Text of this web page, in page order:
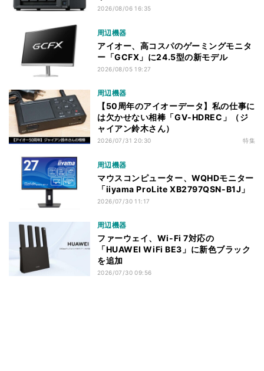
2026/08/06 16:35
周辺機器
アイオー、高コスパのゲーミングモニタ
ー「GCFX」に24.5型の新モデル
2026/08/05 19:27
周辺機器
【50周年のアイオーデータ】私の仕事に
は欠かせない相棒「GV-HDREC」（ジ
ャイアン鈴木さん）
2026/07/31 20:30 特集
周辺機器
マウスコンピューター、WQHDモニター
「iiyama ProLite XB2797QSN-B1J」
2026/07/30 11:17
周辺機器
ファーウェイ、Wi-Fi 7対応の
「HUAWEI WiFi BE3」に新色ブラック
を追加
2026/07/30 09:56